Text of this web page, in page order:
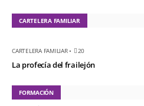
CARTELERA FAMILIAR
CARTELERA FAMILIAR• 20
La profecía del frailejón
FORMACIÓN